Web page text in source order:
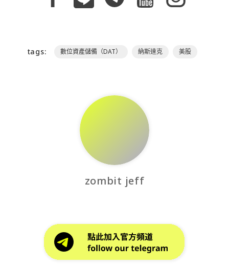
tags: 數位資產儲備（DAT） 納斯達克 美股
zombit jeff